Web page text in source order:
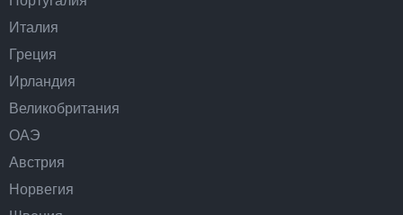
Италия
Греция
Ирландия
Великобритания
ОАЭ
Австрия
Норвегия